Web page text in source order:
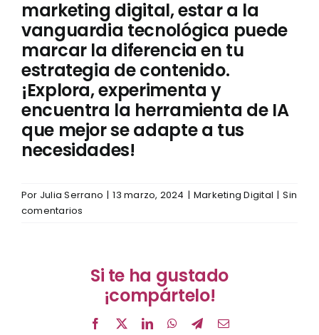
marketing digital, estar a la
vanguardia tecnológica puede
marcar la diferencia en tu
estrategia de contenido.
¡Explora, experimenta y
encuentra la herramienta de IA
que mejor se adapte a tus
necesidades!
Por Julia Serrano | 13 marzo, 2024 | Marketing Digital | Sin
comentarios
Si te ha gustado
¡compártelo!
Facebook
X LinkedInWhatsApp
TelegramCorreo